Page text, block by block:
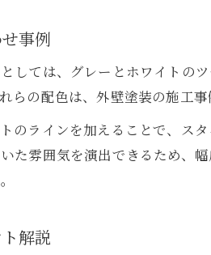
塗装の配
外壁塗装
おしゃれ
ツートン
事例
しては、グレーとホワイトの
らの配色は、外壁塗装の施工
のラインを加えることで、ス
た雰囲気を演出できるため、
解説